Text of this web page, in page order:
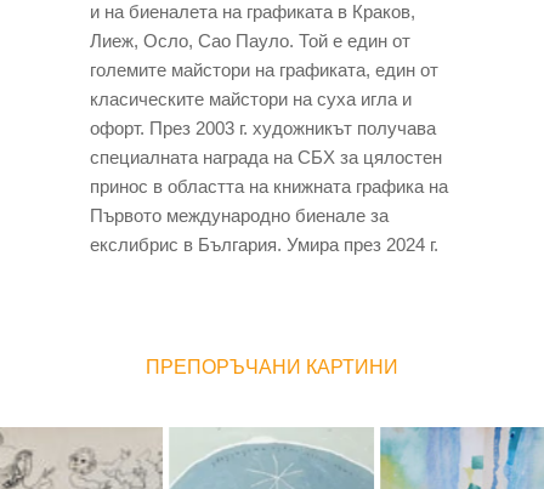
и на биеналета на графиката в Краков,
Лиеж, Осло, Сао Пауло. Той е един от
големите майстори на графиката, един от
класическите майстори на суха игла и
офорт. През 2003 г. художникът получава
специалната награда на СБХ за цялостен
принос в областта на книжната графика на
Първото международно биенале за
екслибрис в България. Умира през 2024 г.
ПРЕПОРЪЧАНИ КАРТИНИ